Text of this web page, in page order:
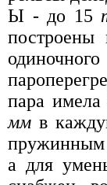
Ы - до 15
пара
мм в
пружинным
а для